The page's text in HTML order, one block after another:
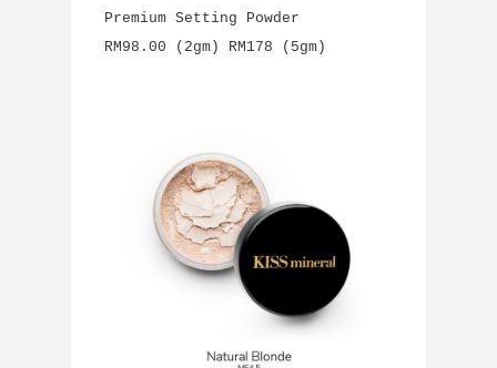
Premium Setting Powder
RM98.00 (2gm) RM178 (5gm)